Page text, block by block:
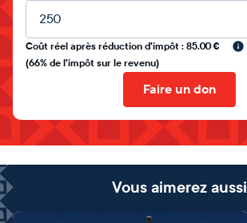
Montant libre
Coût réel après réduction d'impôt : 85.00 €
(66% de l'impôt sur le revenu)
Faire un don
Vous aimerez aussi